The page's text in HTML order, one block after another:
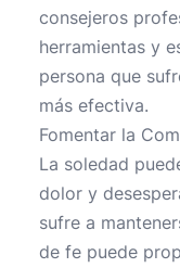
consejeros
herramientas y
persona que
más efectiva.
Fomentar la
La soledad
dolor y
sufre a
de fe puede